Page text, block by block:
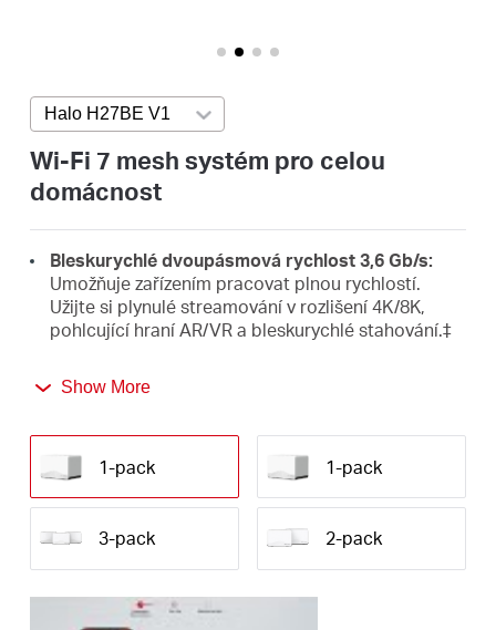
Czech
Halo H27BE V1 Press enter to open version list
Wi-Fi 7 mesh systém pro celou
domácnost
Bleskurychlé dvoupásmová rychlost 3,6 Gb/s:
Umožňuje zařízením pracovat plnou rychlostí.
Užijte si plynulé streamování v rozlišení 4K/8K,
pohlcující hraní AR/VR a bleskurychlé stahování.‡
Multi-RU a dalšími funkcemi, které WiFi 7 nabízí,
Bezproblémový roaming pro hladký provoz v síti:
Už žádné náhlé výpadky signálu nebo zpožďující se
Wi-Fi, když se procházíte po domě.†
Multi-Link Operation (MLO):Zvyšuje propustnost,
snižuje latenci a zlepšuje spolehlivost nových
aplikací.△
Show More
1-pack 1-pack
3-pack 2-pack